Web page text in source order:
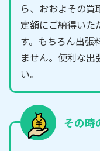
ら、おおよその買
定額にご納得いた
す。もちろん出張
ません。便利な
い。
その時